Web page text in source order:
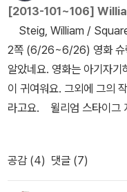
는 친구가 많아요 11. 하야시 아키코★★달님 안녕 시리
★구리와 구라의 빵 만들기 13. 나카야 미와딸이 무지
는 작가에요. 아기자기하
들 취향이에요.★★누에
토리 마을의 시리즈 14. 시마다 유카딸이 3살부터 사랑했던
요. 표정이 아기자기 귀엽
경이에요.★★바무와 게로
무와 게로의 일요일 15. 미야니시 다쓰야 초4인 아
농담이 공감을 얻기 힘들
문에, 외모 때문에 우리는
받는가. 그래서 외모패권
권주의 등 온갖 종류의 패
말에 담겨 있을 어떤 진실
권주의는 농담이지만, 외
때문이다. (17.6.13)얼마
70519/84435070/1) 텔렘
대통령 취임 첫 날 하얀와
을 찾거나 느낀다고 할까요
는 생각에 괴물 그림책이
이나 공룡 그림책으로 마음
김새가 무시무시하다고 해
덩치가 작거나 생김새가
어요. 겉모습 때문에 괴물
물이나 공룡이 되지요. 다
들 앞에서 괴물 짓이나 공
[2013-101~106]
Steig, William /
2쪽 (6/26~6/26) 영화 슈
알았네요. 영화는 아기자
이 귀여워요. 그외에 그의
라고요. 윌리엄 스타이
용감한 아이. 마지막에는
m 지음 / Square Fish /
6~6/26) 은혜를 원수로
공감 (4) 댓글 (7)